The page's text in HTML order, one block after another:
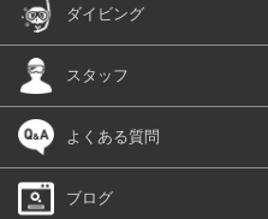
ダイビング
スタッフ
よくある質問
ブログ